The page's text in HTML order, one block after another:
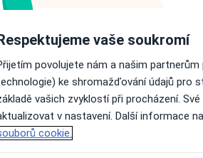
nebyla přidána
vaše soukromí
povolujete nám a našim
ke shromažďování údajů pro
vašich zvyklostí při procházení.
v nastavení. Další informace
cookie.